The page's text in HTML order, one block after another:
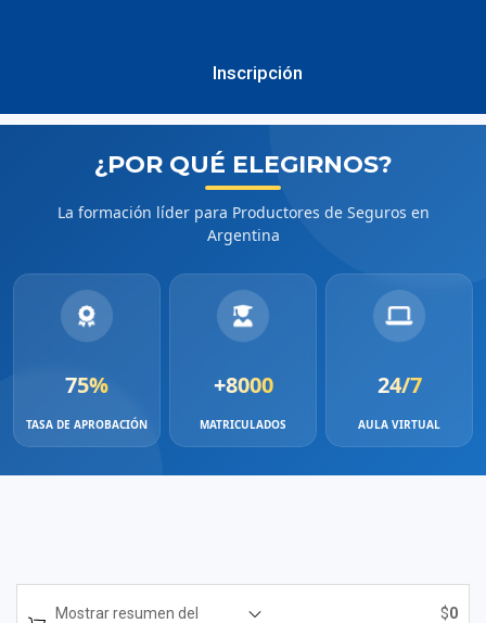
Inscripción
¿POR QUÉ ELEGIRNOS?
La formación líder para Productores de Seguros en
Argentina
75%
TASA DE APROBACIÓN
+8000
MATRICULADOS
24/7
AULA VIRTUAL
Mostrar resumen del
$0